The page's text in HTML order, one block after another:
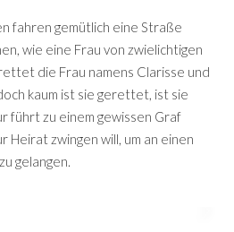
fahren gemütlich eine Straße
wie eine Frau von zwielichtigen
die Frau namens Clarisse und
kaum ist sie gerettet, ist sie
führt zu einem gewissen Graf
Heirat zwingen will, um an einen
gelangen.